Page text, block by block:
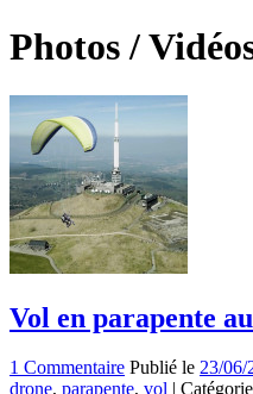
Photos /
Vol en parapente
1 Commentaire Publié le 23/06/
drone, parapente, vol